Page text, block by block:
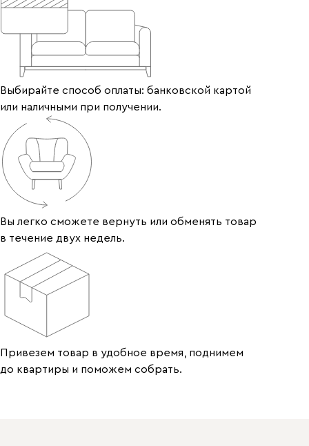
Выбирайте способ оплаты: банковской картой
или наличными при получении.
Вы легко сможете вернуть или обменять товар
в течение двух недель.
Привезем товар в удобное время, поднимем
до квартиры и поможем собрать.